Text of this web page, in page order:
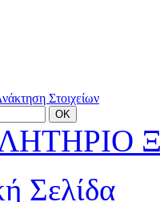
Στοιχείων
Σελίδα